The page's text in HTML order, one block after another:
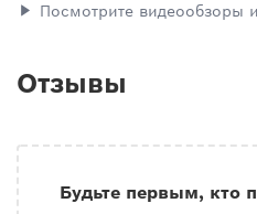
Посмотрите видеообзоры
Отзывы
Будьте первым, кто